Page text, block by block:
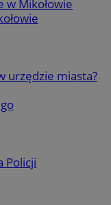
w Mikołowie
urzędzie miasta?
Policji